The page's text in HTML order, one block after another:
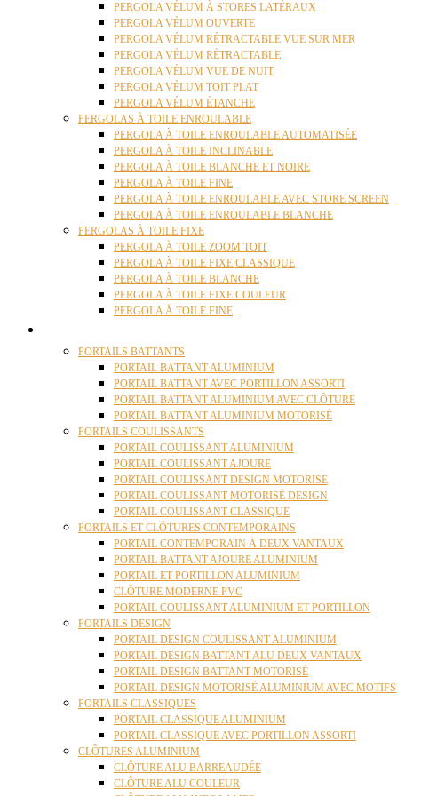
PERGOLA VÉLUM À STORES LATÉRAUX
PERGOLA VÉLUM OUVERTE
PERGOLA VÉLUM RÉTRACTABLE VUE SUR MER
PERGOLA VÉLUM RÉTRACTABLE
PERGOLA VÉLUM VUE DE NUIT
PERGOLA VÉLUM TOIT PLAT
PERGOLA VÉLUM ÉTANCHE
PERGOLAS À TOILE ENROULABLE
PERGOLA À TOILE ENROULABLE AUTOMATISÉE
PERGOLA À TOILE INCLINABLE
PERGOLA À TOILE BLANCHE ET NOIRE
PERGOLA À TOILE FINE
PERGOLA À TOILE ENROULABLE AVEC STORE SCREEN
PERGOLA À TOILE ENROULABLE BLANCHE
PERGOLAS À TOILE FIXE
PERGOLA À TOILE ZOOM TOIT
PERGOLA À TOILE FIXE CLASSIQUE
PERGOLA À TOILE BLANCHE
PERGOLA À TOILE FIXE COULEUR
PERGOLA À TOILE FINE
PORTAILS BATTANTS
PORTAIL BATTANT ALUMINIUM
PORTAIL BATTANT AVEC PORTILLON ASSORTI
PORTAIL BATTANT ALUMINIUM AVEC CLÔTURE
PORTAIL BATTANT ALUMINIUM MOTORISÉ
PORTAILS COULISSANTS
PORTAIL COULISSANT ALUMINIUM
PORTAIL COULISSANT AJOURE
PORTAIL COULISSANT DESIGN MOTORISE
PORTAIL COULISSANT MOTORISÉ DESIGN
PORTAIL COULISSANT CLASSIQUE
PORTAILS ET CLÔTURES CONTEMPORAINS
PORTAIL CONTEMPORAIN À DEUX VANTAUX
PORTAIL BATTANT AJOURE ALUMINIUM
PORTAIL ET PORTILLON ALUMINIUM
CLÔTURE MODERNE PVC
PORTAIL COULISSANT ALUMINIUM ET PORTILLON
PORTAILS DESIGN
PORTAIL DESIGN COULISSANT ALUMINIUM
PORTAIL DESIGN BATTANT ALU DEUX VANTAUX
PORTAIL DESIGN BATTANT MOTORISÉ
PORTAIL DESIGN MOTORISÉ ALUMINIUM AVEC MOTIFS
PORTAILS CLASSIQUES
PORTAIL CLASSIQUE ALUMINIUM
PORTAIL CLASSIQUE AVEC PORTILLON ASSORTI
CLÔTURES ALUMINIUM
CLÔTURE ALU BARREAUDÉE
CLÔTURE ALU COULEUR